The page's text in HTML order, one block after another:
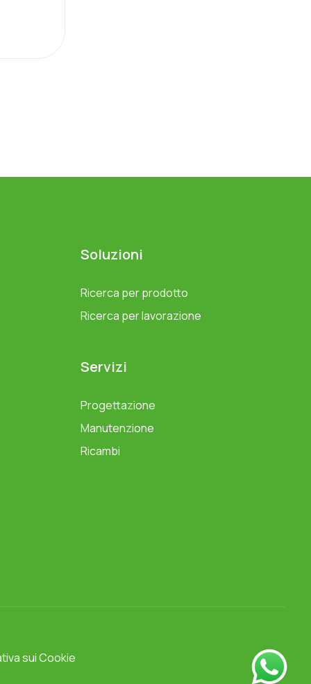
Soluzioni
Ricerca per prodotto
Ricerca per lavorazione
Servizi
Progettazione
Manutenzione
Ricambi
sui Cookie